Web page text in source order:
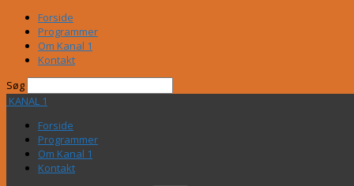
Forside
Programmer
Om Kanal 1
Kontakt
Søg
KANAL 1
Forside
Programmer
Om Kanal 1
Kontakt